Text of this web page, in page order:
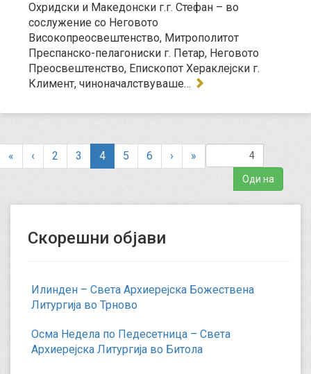
Охридски и Македонски г.г. Стефан – во
сослужение со Неговото
Високопреосвештенство, Митрополитот
Преспанско-пелагониски г. Петар, Неговото
Преосвештенство, Епископот Хераклејски г.
Климент, чиноначалствуваше…
« ‹ 2 3 4(
c
e
n
5 6 › »
Скорешни објави
Илинден – Света Архиерејска Божествена
Литургија во Трново
Осма Недела по Педесетница – Света
Архиерејска Литургија во Битола